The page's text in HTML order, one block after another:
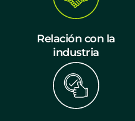
Relación con la
industria